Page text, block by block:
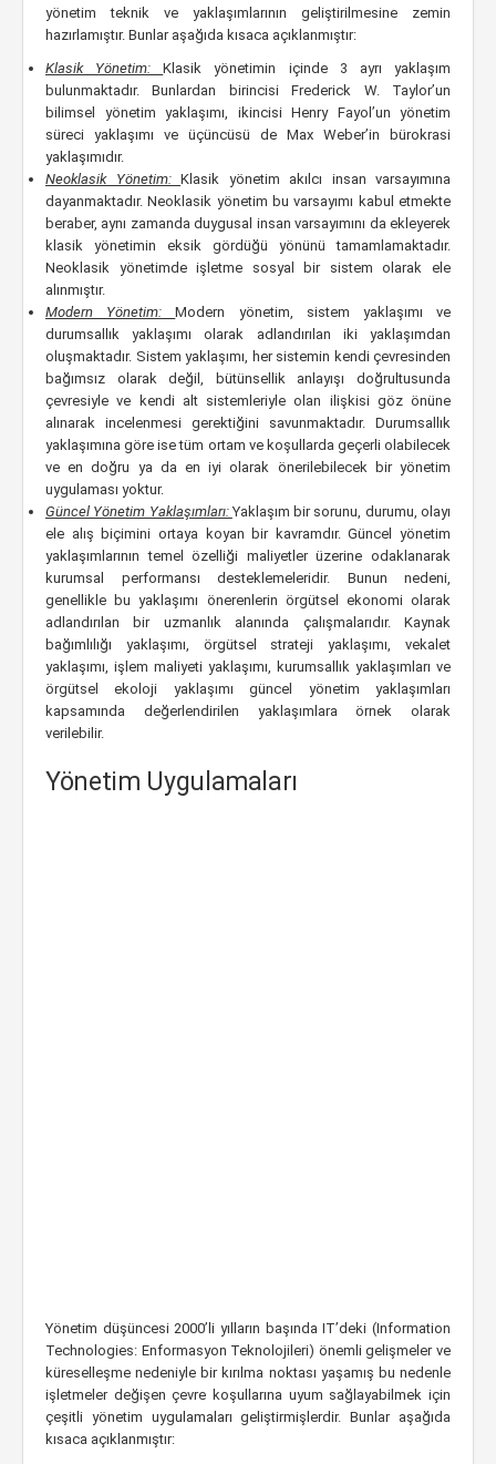
yönetim teknik ve yaklaşımlarının geliştirilmesine zemin
hazırlamıştır. Bunlar aşağıda kısaca açıklanmıştır:
Klasik Yönetim:Klasik yönetimin içinde 3 ayrı yaklaşım
bulunmaktadır. Bunlardan birincisi Frederick W. Taylor’un
bilimsel yönetim yaklaşımı, ikincisi Henry Fayol’un yönetim
süreci yaklaşımı ve üçüncüsü de Max Weber’in bürokrasi
yaklaşımıdır.
Neoklasik Yönetim: Klasik yönetim akılcı insan varsayımına
dayanmaktadır. Neoklasik yönetim bu varsayımı kabul etmekte
beraber, aynı zamanda duygusal insan varsayımını da ekleyerek
klasik yönetimin eksik gördüğü yönünü tamamlamaktadır.
Neoklasik yönetimde işletme sosyal bir sistem olarak ele
alınmıştır.
Modern Yönetim:Modern yönetim, sistem yaklaşımı ve
durumsallık yaklaşımı olarak adlandırılan iki yaklaşımdan
oluşmaktadır. Sistem yaklaşımı, her sistemin kendi çevresinden
bağımsız olarak değil, bütünsellik anlayışı doğrultusunda
çevresiyle ve kendi alt sistemleriyle olan ilişkisi göz önüne
alınarak incelenmesi gerektiğini savunmaktadır. Durumsallık
yaklaşımına göre ise tüm ortam ve koşullarda geçerli olabilecek
ve en doğru ya da en iyi olarak önerilebilecek bir yönetim
uygulaması yoktur.
Güncel Yönetim Yaklaşımları:Yaklaşım bir sorunu, durumu, olayı
ele alış biçimini ortaya koyan bir kavramdır. Güncel yönetim
yaklaşımlarının temel özelliği maliyetler üzerine odaklanarak
kurumsal performansı desteklemeleridir. Bunun nedeni,
genellikle bu yaklaşımı önerenlerin örgütsel ekonomi olarak
adlandırılan bir uzmanlık alanında çalışmalarıdır. Kaynak
bağımlılığı yaklaşımı, örgütsel strateji yaklaşımı, vekalet
yaklaşımı, işlem maliyeti yaklaşımı, kurumsallık yaklaşımları ve
örgütsel ekoloji yaklaşımı güncel yönetim yaklaşımları
kapsamında değerlendirilen yaklaşımlara örnek olarak
verilebilir.
Yönetim Uygulamaları
Yönetim düşüncesi 2000’li yılların başında IT’deki (Information
Technologies: Enformasyon Teknolojileri) önemli gelişmeler ve
küreselleşme nedeniyle bir kırılma noktası yaşamış bu nedenle
işletmeler değişen çevre koşullarına uyum sağlayabilmek için
çeşitli yönetim uygulamaları geliştirmişlerdir. Bunlar aşağıda
kısaca açıklanmıştır: